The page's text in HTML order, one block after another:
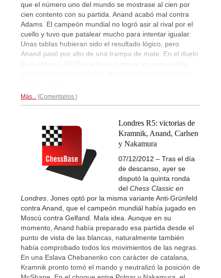
que el número uno del mundo se mostrase al cien por
cien contento con su partida. Anand acabó mal contra
Adams. El campeón mundial no logró asir al rival por el
cuello y tuvo que patalear mucho para intentar igualar.
Unas tablas hubieran sido el resultado lógico, pero
Anand pasó por alto de una trampa de mate. En el duelo
Más... Comentarios
Londres R5: victorias de
Kramnik, Anand, Carlsen
y Nakamura
07/12/2012 – Tras el día
de descanso, ayer se
disputó la quinta ronda
del Chess Classic en
Londres. Jones optó por la misma variante Anti-Grünfeld
contra Anand, que el campeón mundiál había jugado en
Moscú contra Gelfand. Mala idea. Aunque en su
momento, Anand había preparado esa partida desde el
punto de vista de las blancas, naturalmente también
había comprobado todos los movimientos de las negras.
En una Eslava Chebanenko con carácter de catalana,
Kramnik pronto tomó el mando y neutralizó la posición de